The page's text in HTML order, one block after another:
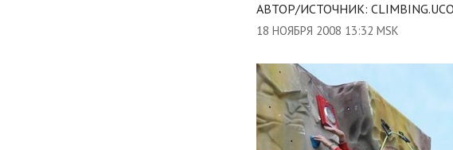
АВТОР/ИСТОЧНИК:
18 НОЯБРЯ 2008 13:32 MSK